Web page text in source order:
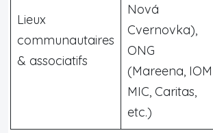
Lieux
communautaires
& associatifs
Nová
Cvernovka),
ONG
(Mareena, IOM
MIC, Caritas,
etc.)